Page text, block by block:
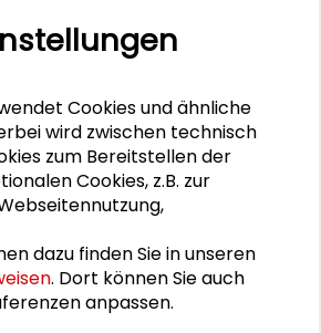
Stiftung am 24. und 25.
Hamburg durchgeführt
Jahrestagungen des
2016 und desGroßen
im Kontext
Cookies und ähnliche
wird zwischen technisch
zum Bereitstellen der
Cookies, z.B. zur
dazu finden Sie in unseren
. Dort können Sie auch
anpassen.